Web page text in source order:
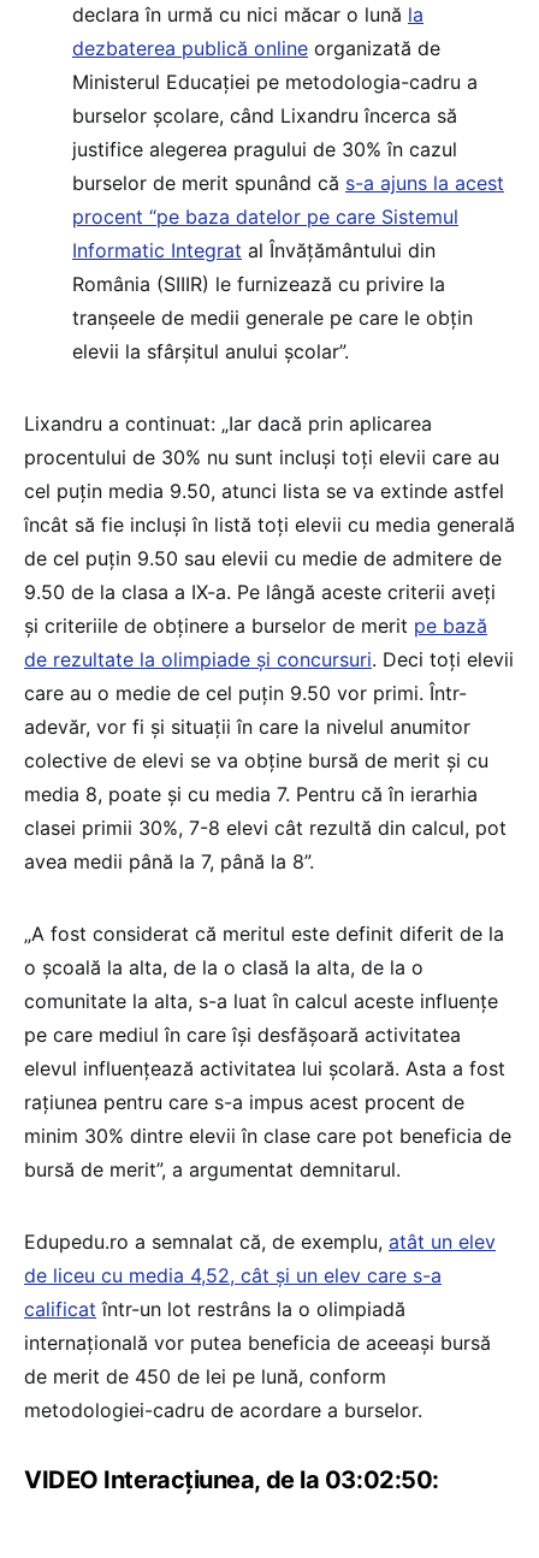
declara în urmă cu nici măcar o lună la
dezbaterea publică online organizată de
Ministerul Educației pe metodologia-cadru a
burselor școlare, când Lixandru încerca să
justifice alegerea pragului de 30% în cazul
burselor de merit spunând că s-a ajuns la acest
procent “pe baza datelor pe care Sistemul
Informatic Integrat al Învățământului din
România (SIIIR) le furnizează cu privire la
tranșeele de medii generale pe care le obțin
elevii la sfârșitul anului școlar”.
Lixandru a continuat: „Iar dacă prin aplicarea
procentului de 30% nu sunt incluși toți elevii care au
cel puțin media 9.50, atunci lista se va extinde astfel
încât să fie incluși în listă toți elevii cu media generală
de cel puțin 9.50 sau elevii cu medie de admitere de
9.50 de la clasa a IX-a. Pe lângă aceste criterii aveți
și criteriile de obținere a burselor de merit pe bază
de rezultate la olimpiade și concursuri. Deci toți elevii
care au o medie de cel puțin 9.50 vor primi. Într-
adevăr, vor fi și situații în care la nivelul anumitor
colective de elevi se va obține bursă de merit și cu
media 8, poate și cu media 7. Pentru că în ierarhia
clasei primii 30%, 7-8 elevi cât rezultă din calcul, pot
avea medii până la 7, până la 8”.
„A fost considerat că meritul este definit diferit de la
o școală la alta, de la o clasă la alta, de la o
comunitate la alta, s-a luat în calcul aceste influențe
pe care mediul în care își desfășoară activitatea
elevul influențează activitatea lui școlară. Asta a fost
rațiunea pentru care s-a impus acest procent de
minim 30% dintre elevii în clase care pot beneficia de
bursă de merit”, a argumentat demnitarul.
Edupedu.ro a semnalat că, de exemplu, atât un elev
de liceu cu media 4,52, cât și un elev care s-a
calificat într-un lot restrâns la o olimpiadă
internațională vor putea beneficia de aceeași bursă
de merit de 450 de lei pe lună, conform
metodologiei-cadru de acordare a burselor.
VIDEO Interacțiunea, de la 03:02:50: